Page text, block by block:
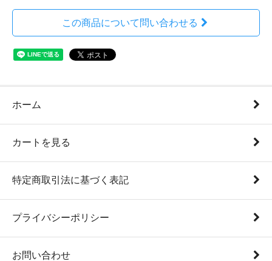
この商品について問い合わせる
ホーム
カートを見る
特定商取引法に基づく表記
プライバシーポリシー
お問い合わせ